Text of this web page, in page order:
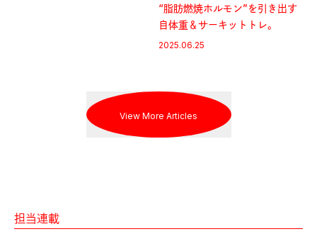
“脂肪燃焼ホルモン”を引き出す
自体重＆サーキットトレ。
2025.06.25
View More Articles
担当連載